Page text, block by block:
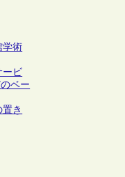
学術
ービ
のベー
き